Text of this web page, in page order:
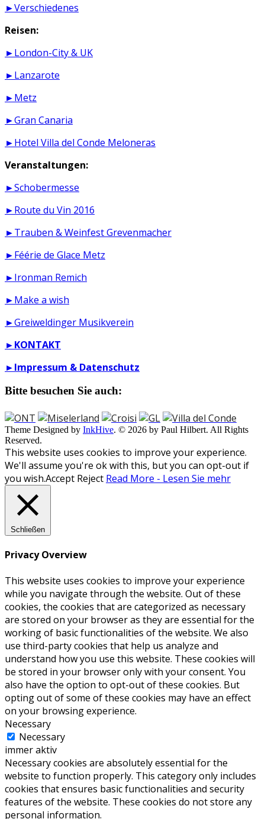
►Verschiedenes
Reisen:
►London-City & UK
►Lanzarote
►Metz
►Gran Canaria
►Hotel Villa del Conde Meloneras
Veranstaltungen:
►Schobermesse
►Route du Vin 2016
►Trauben & Weinfest Grevenmacher
►Féérie de Glace Metz
►Ironman Remich
►Make a wish
►Greiweldinger Musikverein
►KONTAKT
►Impressum & Datenschutz
Bitte besuchen Sie auch:
Theme Designed by InkHive. © 2026 by Paul Hilbert. All Rights
Reserved.
This website uses cookies to improve your experience.
We'll assume you're ok with this, but you can opt-out if
you wish.Accept Reject Read More - Lesen Sie mehr
Schließen
Privacy Overview
This website uses cookies to improve your experience
while you navigate through the website. Out of these
cookies, the cookies that are categorized as necessary
are stored on your browser as they are essential for the
working of basic functionalities of the website. We also
use third-party cookies that help us analyze and
understand how you use this website. These cookies will
be stored in your browser only with your consent. You
also have the option to opt-out of these cookies. But
opting out of some of these cookies may have an effect
on your browsing experience.
Necessary
Necessary
immer aktiv
Necessary cookies are absolutely essential for the
website to function properly. This category only includes
cookies that ensures basic functionalities and security
features of the website. These cookies do not store any
personal information.